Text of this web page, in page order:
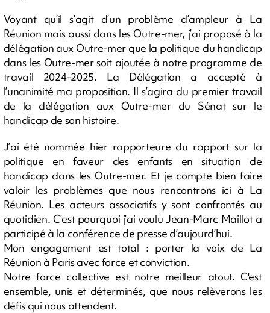
Voyant qu’il s’agit d’un problème d’ampleur à La
Réunion mais aussi dans les Outre-mer, j’ai proposé à la
délégation aux Outre-mer que la politique du handicap
dans les Outre-mer soit ajoutée à notre programme de
travail 2024-2025. La Délégation a accepté à
l’unanimité ma proposition. Il s’agira du premier travail
de la délégation aux Outre-mer du Sénat sur le
handicap de son histoire.
J’ai été nommée hier rapporteure du rapport sur la
politique en faveur des enfants en situation de
handicap dans les Outre-mer. Et je compte bien faire
valoir les problèmes que nous rencontrons ici à La
Réunion. Les acteurs associatifs y sont confrontés au
quotidien. C’est pourquoi j’ai voulu Jean-Marc Maillot a
participé à la conférence de presse d’aujourd’hui.
Mon engagement est total : porter la voix de La
Réunion à Paris avec force et conviction.
Notre force collective est notre meilleur atout. C'est
ensemble, unis et déterminés, que nous relèverons les
défis qui nous attendent.